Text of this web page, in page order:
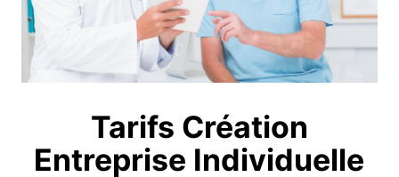
Tarifs Création
Entreprise Individuelle